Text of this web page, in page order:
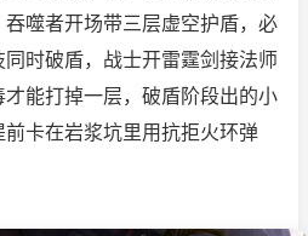
噬者开场带三层虚空护盾，必
时破盾，战士开雷霆剑接法师
能打掉一层，破盾阶段出的小
卡在岩浆坑里用抗拒火环弹